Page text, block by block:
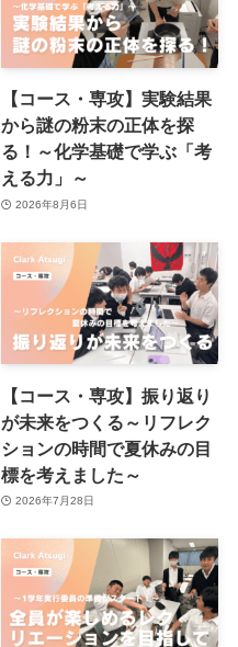
【コース・専攻】実験結果
から謎の粉末の正体を探
る！～化学基礎で学ぶ「考
える力」～
2026年8月6日
【コース・専攻】振り返り
が未来をつくる～リフレク
ションの時間で夏休みの目
標を考えました～
2026年7月28日